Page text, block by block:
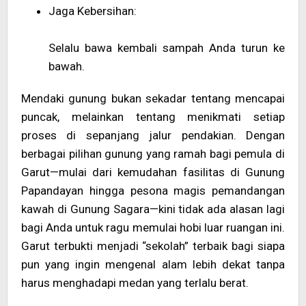
Jaga Kebersihan:
Selalu bawa kembali sampah Anda turun ke
bawah.
Mendaki gunung bukan sekadar tentang mencapai
puncak, melainkan tentang menikmati setiap
proses di sepanjang jalur pendakian. Dengan
berbagai pilihan gunung yang ramah bagi pemula di
Garut—mulai dari kemudahan fasilitas di Gunung
Papandayan hingga pesona magis pemandangan
kawah di Gunung Sagara—kini tidak ada alasan lagi
bagi Anda untuk ragu memulai hobi luar ruangan ini.
Garut terbukti menjadi “sekolah” terbaik bagi siapa
pun yang ingin mengenal alam lebih dekat tanpa
harus menghadapi medan yang terlalu berat.